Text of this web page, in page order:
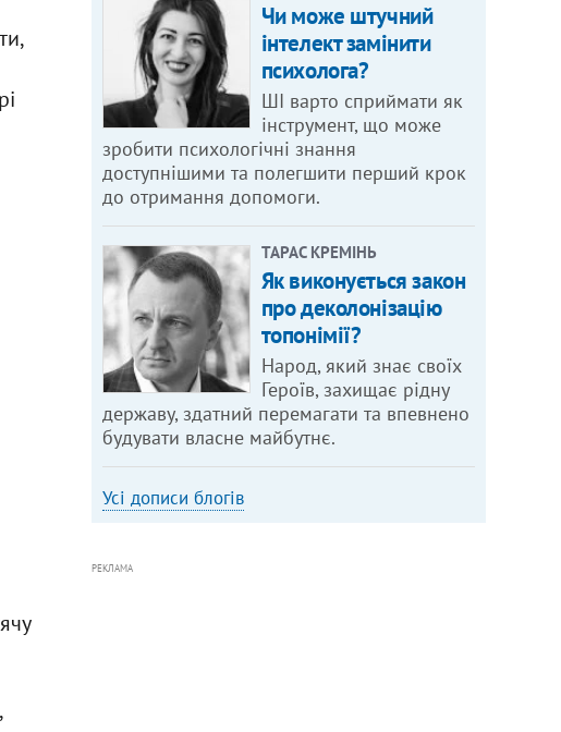
Чи може штучний
інтелект замінити
психолога?
ШІ варто сприймати як
інструмент, що може
зробити психологічні знання
доступнішими та полегшити перший крок
до отримання допомоги.
ТАРАС КРЕМІНЬ
Як виконується закон
про деколонізацію
топонімії?
Народ, який знає своїх
Героїв, захищає рідну
державу, здатний перемагати та впевнено
будувати власне майбутнє.
Усі дописи блогів
РЕКЛАМА